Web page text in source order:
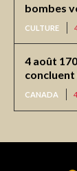
bombes
CULTURE
4 août
concluent
CANADA